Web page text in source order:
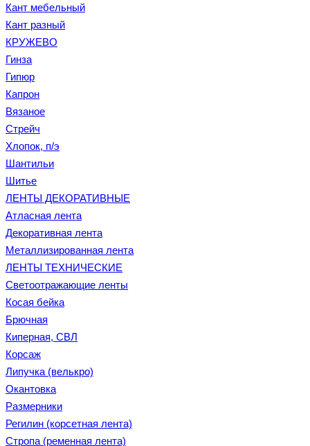
Кант мебельный
Кант разный
КРУЖЕВО
Гинза
Гипюр
Капрон
Вязаное
Стрейч
Хлопок, п/э
Шантильи
Шитье
ЛЕНТЫ ДЕКОРАТИВНЫЕ
Атласная лента
Декоративная лента
Металлизированная лента
ЛЕНТЫ ТЕХНИЧЕСКИЕ
Светоотражающие ленты
Косая бейка
Брючная
Киперная, СВЛ
Корсаж
Липучка (велькро)
Окантовка
Размерники
Регилин (корсетная лента)
Стропа (ременная лента)